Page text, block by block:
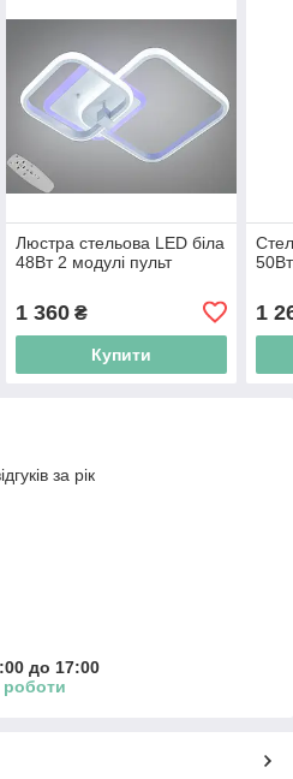
Люстра стельова LED біла
48Вт 2 модулі пульт
1 360₴
Купити
1
за рік
до 17:00
роботи